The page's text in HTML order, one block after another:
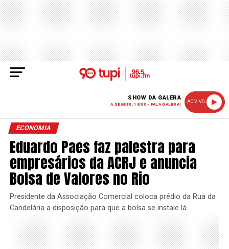
SHOW DA GALERA
A SEGUIR: 18:00 - FALA GALERA!
AO VIVO
ECONOMIA
Eduardo Paes faz palestra para
empresários da ACRJ e anuncia
Bolsa de Valores no Rio
Presidente da Associação Comercial coloca prédio da Rua da
Candelária a disposição para que a bolsa se instale lá